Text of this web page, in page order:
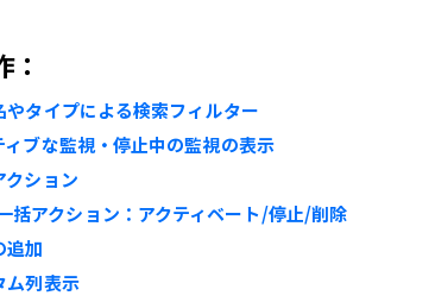
やタイプによる検索フィルター
ィブな監視・停止中の監視の表示
クション
括アクション：アクティベート/停止/削除
追加
ム列表示